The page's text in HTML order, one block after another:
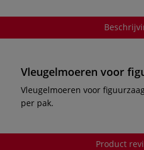
Vleugelmoeren voor
Vleugelmoeren voor
per pak.
Product